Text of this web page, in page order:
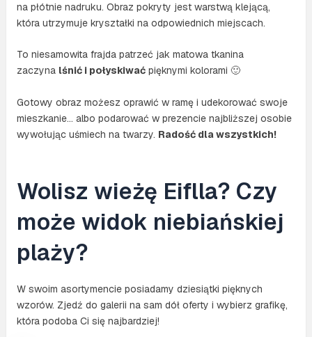
na płótnie nadruku. Obraz pokryty jest warstwą klejącą,
która utrzymuje kryształki na odpowiednich miejscach.
To niesamowita frajda patrzeć jak matowa tkanina
zaczyna lśnić i połyskiwaćpięknymi kolorami 🙂
Gotowy obraz możesz oprawić w ramę i udekorować swoje
mieszkanie… albo podarować w prezencie najbliższej osobie
wywołując uśmiech na twarzy. Radość dla wszystkich!
Wolisz wieżę Eiflla? Czy
może widok niebiańskiej
plaży?
W swoim asortymencie posiadamy dziesiątki pięknych
wzorów. Zjedź do galerii na sam dół oferty i wybierz grafikę,
która podoba Ci się najbardziej!